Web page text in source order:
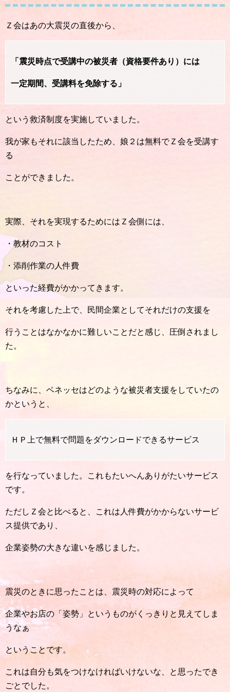
Ｚ会はあの大震災の直後から、
「震災時点で受講中の被災者（資格要件あり）には
一定期間、受講料を免除する」
という救済制度を実施していました。
我が家もそれに該当したため、娘２は無料でＺ会を受講す
る
ことができました。
実際、それを実現するためにはＺ会側には、
・教材のコスト
・添削作業の人件費
といった経費がかかってきます。
それを考慮した上で、民間企業としてそれだけの支援を
行うことはなかなかに難しいことだと感じ、圧倒されまし
た。
ちなみに、ベネッセはどのような被災者支援をしていたの
かというと、
ＨＰ上で無料で問題をダウンロードできるサービス
を行なっていました。これもたいへんありがたいサービス
です。
ただしＺ会と比べると、これは人件費がかからないサービ
ス提供であり、
企業姿勢の大きな違いを感じました。
震災のときに思ったことは、震災時の対応によって
企業やお店の「姿勢」というものがくっきりと見えてしま
うなぁ
ということです。
これは自分も気をつけなければいけないな、と思ったでき
ごとでした。